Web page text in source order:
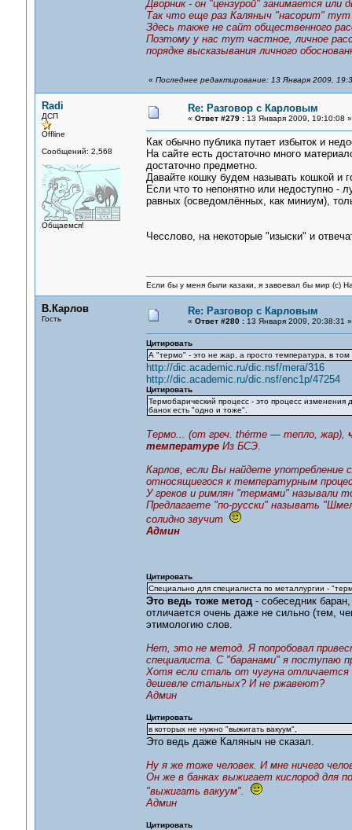
Дворник - он "цензурой" занимается или
Так что еще раз Каляныч "насорит" тут
Здесь также не сайт общественного
Поэтому у нас тут частное, личное
порядке высказывания личного
« Последнее редактирование: 13 Января 2009,
Radi
ДСП
Offline
Сообщений: 2,568
Общаемся!
Re: Разговор с Карловым
« Ответ #279 :13 Января 2009, 19:10:08 »
Как обычно публика путает избыток и
На сайте есть достаточно много
достаточно предметно.
Давайте кошку будем называть кошкой и
Если что то непонятно или недоступно -
равных (осведомлённых, как миниум),
Чесслово, на некоторые "изыски" и
Если бы у меня были казаки, я завоевал бы мир (с)
В.Карлов
Гость
Re: Разговор с Карловым
« Ответ #280 :13 Января 2009, 20:38:31 »
Цитировать
А "термо" - это не жар, а просто температура, в том
http://dic.academic.ru/dic.nsf/mera/316
http://dic.academic.ru/dic.nsf/enc1p/47254
Цитировать
Термобарический процесс - это процесс
банок есть "одно и тоже".
Термо... (от греч. thérme — тепло, жар),
температуреИз БСЭ.
Карлов, если Вы найдете употребление
относящиегося к температурным
У греков и римлян "термами" называли
Предлагаете "по-русски" называть
солидно звучит
Админ
Цитировать
Специально для специалиста по металлургии -
Это ведь тоже метод- собеседник баран,
отличается очень даже не сильно (тем,
этимологию слов.
Нет, это не метод. Я попробовал
специалиста. С "баранами" я поступаю
Хотя если сталь от чугуна отличается
дешевле стальных? И не ржавеют?
Админ
Цитировать
в которых не нужно "выжигать вакуум",
Это ведь даже Каляныч не сказал.
Ну я же тоже человек. И мне ничего
Он же в банках выжигает кислород для
"выжигать вакуум".
Админ
Цитировать